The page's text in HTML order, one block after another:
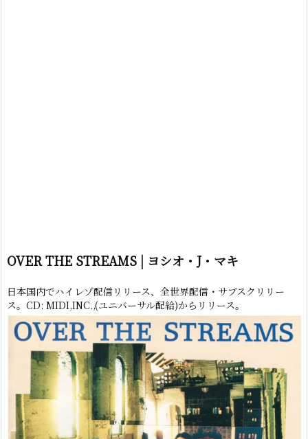
OVER THE STREAMS | ヨシオ・J・マキ
日本国内でハイレゾ配信リリース、全世界配信・サブスクリリー
ス。CD: MIDI,INC.,(ユニバーサル配給)からリリース。